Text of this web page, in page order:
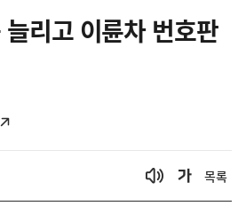
리고 이륜차 번호판
목록